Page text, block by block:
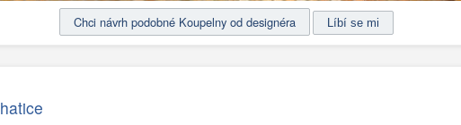
Chci návrh podobné Koupelny od designéra